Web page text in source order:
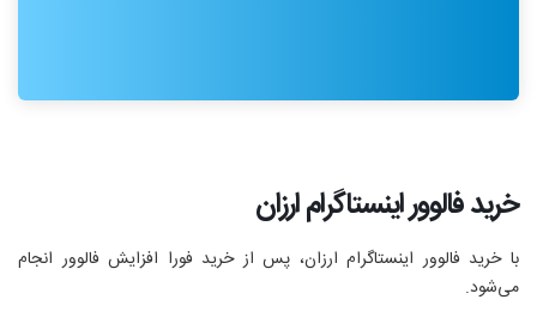
خرید فالوور اینستاگرام ارزان
با خرید فالوور اینستاگرام ارزان، پس از خرید فورا افزایش فالوور انجام‌
می‌شود.